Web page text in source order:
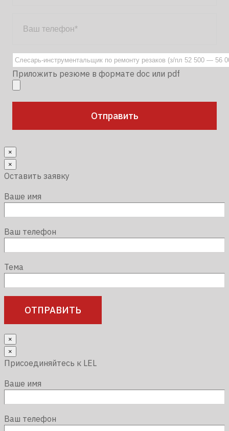
Приложить резюме в формате doc или pdf
×
×
Оставить заявку
Ваше имя
Ваш телефон
Тема
×
×
Присоединяйтесь к LEL
Ваше имя
Ваш телефон